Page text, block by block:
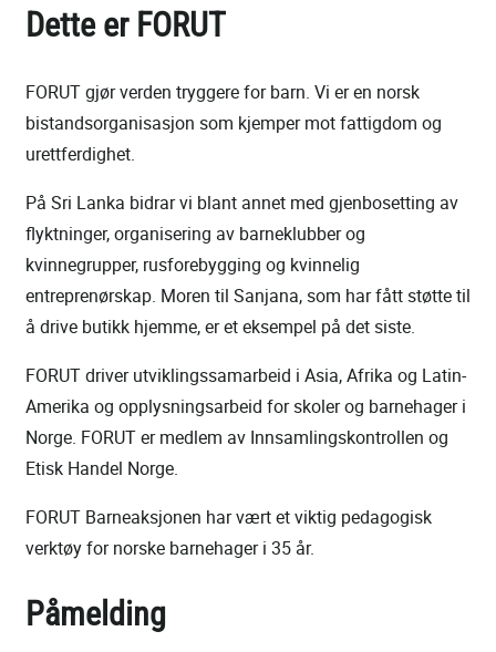
Dette er FORUT
FORUT gjør verden tryggere for barn. Vi er en norsk
bistandsorganisasjon som kjemper mot fattigdom og
urettferdighet.
På Sri Lanka bidrar vi blant annet med gjenbosetting av
flyktninger, organisering av barneklubber og
kvinnegrupper, rusforebygging og kvinnelig
entreprenørskap. Moren til Sanjana, som har fått støtte til
å drive butikk hjemme, er et eksempel på det siste.
FORUT driver utviklingssamarbeid i Asia, Afrika og Latin-
Amerika og opplysningsarbeid for skoler og barnehager i
Norge. FORUT er medlem av Innsamlingskontrollen og
Etisk Handel Norge.
FORUT Barneaksjonen har vært et viktig pedagogisk
verktøy for norske barnehager i 35 år.
Påmelding